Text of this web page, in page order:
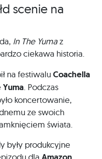
scenie na
In The Yumaz
ciekawa historia.
na festiwaluCoachella
Yuma . Podczas
koncertowanie,
ze swoich
świata.
były produkcyjne
dla